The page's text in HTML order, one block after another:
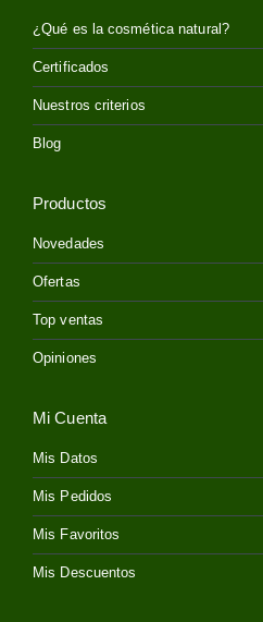
¿Qué es la cosmética natural?
Certificados
Nuestros criterios
Blog
Productos
Novedades
Ofertas
Top ventas
Opiniones
Mi Cuenta
Mis Datos
Mis Pedidos
Mis Favoritos
Mis Descuentos